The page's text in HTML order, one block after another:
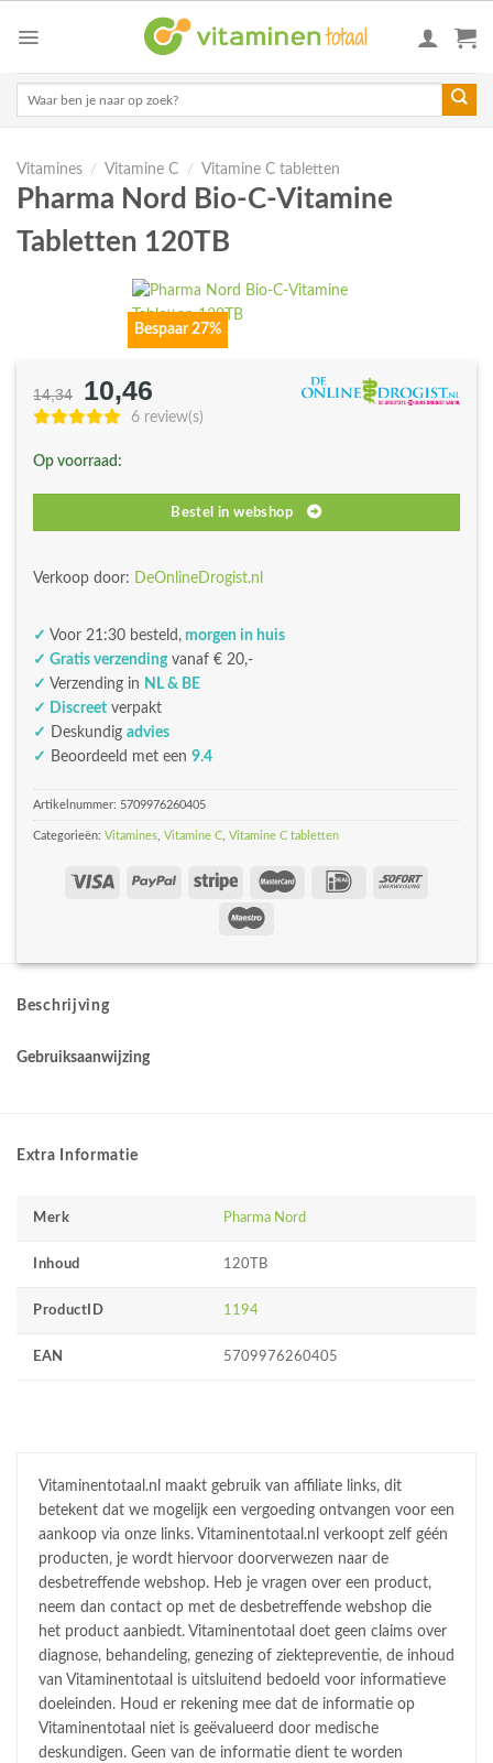
Vitamines / Vitamine C / Vitamine C tabletten
Pharma Nord Bio-C-Vitamine
Tabletten 120TB
Bespaar 27%
14,34
Oorspronkelijke
prijs
€14,34.
10,46
prijs
6 review(s)
Op voorraad:
Bestel in webshop
Verkoop door: DeOnlineDrogist.nl
✓ Voor 21:30 besteld, morgen in huis
✓ Gratis verzendingvanaf € 20,-
✓ Verzending in NL & BE
✓ Discreet verpakt
✓
Deskundig advies
✓ Beoordeeld met een 9.4
Artikelnummer: 5709976260405
Categorieën: Vitamines Vitamine C Vitamine C tabletten
Beschrijving
Gebruiksaanwijzing
Extra Informatie
Merk Pharma Nord
Inhoud 120TB
ProductID 1194
EAN 5709976260405
Vitaminentotaal.nl maakt gebruik van affiliate links, dit
betekent dat we mogelijk een vergoeding ontvangen voor een
aankoop via onze links. Vitaminentotaal.nl verkoopt zelf géén
producten, je wordt hiervoor doorverwezen naar de
desbetreffende webshop. Heb je vragen over een product,
neem dan contact op met de desbetreffende webshop die
het product aanbiedt. Vitaminentotaal doet geen claims over
diagnose, behandeling, genezing of ziektepreventie, de inhoud
van Vitaminentotaal is uitsluitend bedoeld voor informatieve
doeleinden. Houd er rekening mee dat de informatie op
Vitaminentotaal niet is geëvalueerd door medische
deskundigen. Geen van de informatie dient te worden